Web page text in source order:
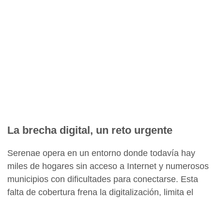
La brecha digital, un reto urgente
Serenae opera en un entorno donde todavía hay
miles de hogares sin acceso a Internet y numerosos
municipios con dificultades para conectarse. Esta
falta de cobertura frena la digitalización, limita el